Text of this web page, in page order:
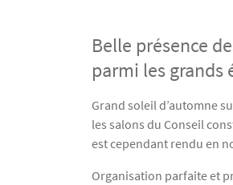
Belle présence
parmi les grands
Texte
Grand soleil d’automne
les salons du Conseil
est cependant rendu en
Organisation parfaite et